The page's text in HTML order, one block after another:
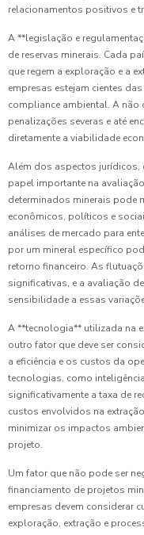
relacionamentos positivos e
A **legislação e
de reservas minerais. Cada
que regem a exploração e a
empresas estejam cientes
compliance ambiental. A
penalizações severas e até
diretamente a viabilidade
Além dos aspectos jurídicos,
papel importante na
determinados minerais pode
econômicos, políticos e
análises de mercado para
por um mineral específico
retorno financeiro. As
significativas, e a avaliação
sensibilidade a essas
A **tecnologia** utilizada na
outro fator que deve ser
a eficiência e os custos da
tecnologias, como
significativamente a taxa de
custos envolvidos na
minimizar os impactos
projeto.
Um fator que não pode ser
financiamento de projetos
empresas devem considerar
exploração, extração e